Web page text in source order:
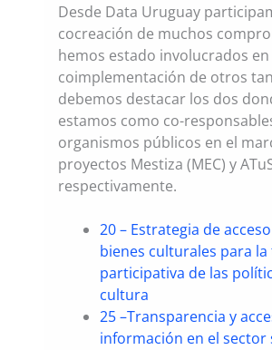
Desde Data Uruguay
cocreación de muchos
hemos estado involucrados
coimplementación de otros
debemos destacar los dos
estamos como co-
organismos públicos en el
proyectos Mestiza (MEC) y
respectivamente.
20 – Estrategia de
bienes culturales para
participativa de las
cultura
25 –Transparencia y
información en el sector